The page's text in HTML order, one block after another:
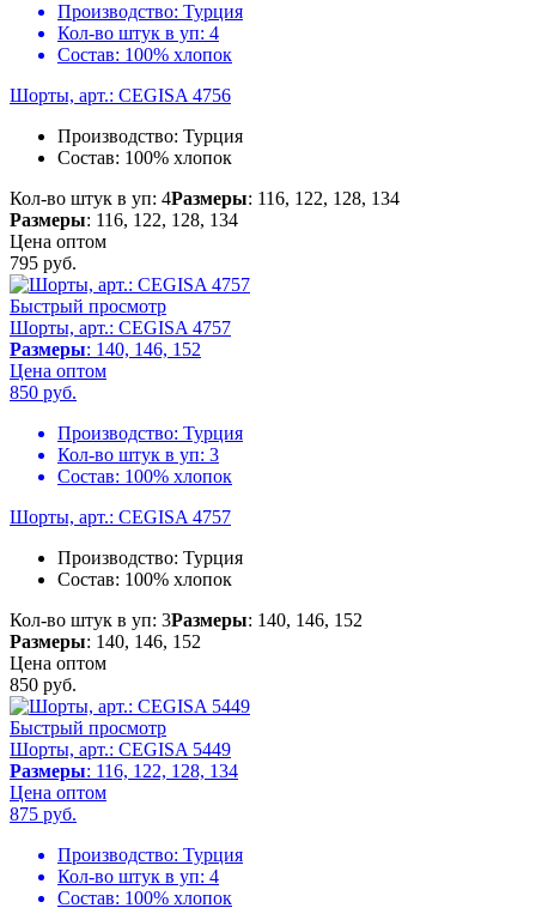
Производство: Турция
Кол-во штук в уп: 4
Состав: 100% хлопок
Шорты, арт.: CEGISA 4756
Производство: Турция
Состав: 100% хлопок
Кол-во штук в уп: 4Размеры: 116, 122, 128, 134
Размеры: 116, 122, 128, 134
Цена оптом
795 руб.
Быстрый просмотр
Шорты, арт.: CEGISA 4757
Размеры: 140, 146, 152
Цена оптом
850 руб.
Производство: Турция
Кол-во штук в уп: 3
Состав: 100% хлопок
Шорты, арт.: CEGISA 4757
Производство: Турция
Состав: 100% хлопок
Кол-во штук в уп: 3Размеры: 140, 146, 152
Размеры: 140, 146, 152
Цена оптом
850 руб.
Быстрый просмотр
Шорты, арт.: CEGISA 5449
Размеры: 116, 122, 128, 134
Цена оптом
875 руб.
Производство: Турция
Кол-во штук в уп: 4
Состав: 100% хлопок